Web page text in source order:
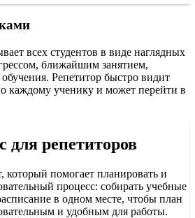
всех студентов в виде наглядных
ближайшим занятием,
Репетитор быстро видит
каждому ученику и может перейти в
репетиторов
который помогает планировать и
процесс: собирать учебные
в одном месте, чтобы план
и удобным для работы.